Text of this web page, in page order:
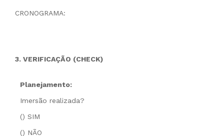
CRONOGRAMA:
3. VERIFICAÇÃO (CHECK)
Planejamento:
Imersão realizada?
() SIM
() NÃO